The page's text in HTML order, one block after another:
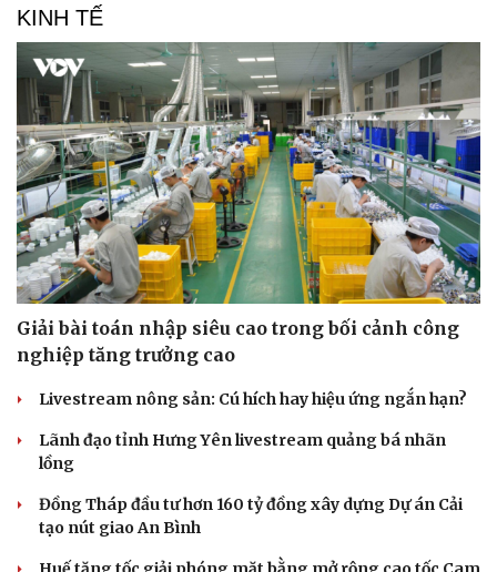
Sức khỏe
Dinh dưỡng - món ngon
Cây thuốc
Sản phụ khoa
Nhi khoa
Làm đẹp - giảm cân
Phòng mạch online
Ăn sạch sống khỏe
Đời sống
Nhà đẹp
Tình yêu - Gia đình
KINH TẾ
Giải bài toán nhập siêu cao trong bối cảnh công
nghiệp tăng trưởng cao
Livestream nông sản: Cú hích hay hiệu ứng ngắn hạn?
Lãnh đạo tỉnh Hưng Yên livestream quảng bá nhãn
lồng
Đồng Tháp đầu tư hơn 160 tỷ đồng xây dựng Dự án Cải
tạo nút giao An Bình